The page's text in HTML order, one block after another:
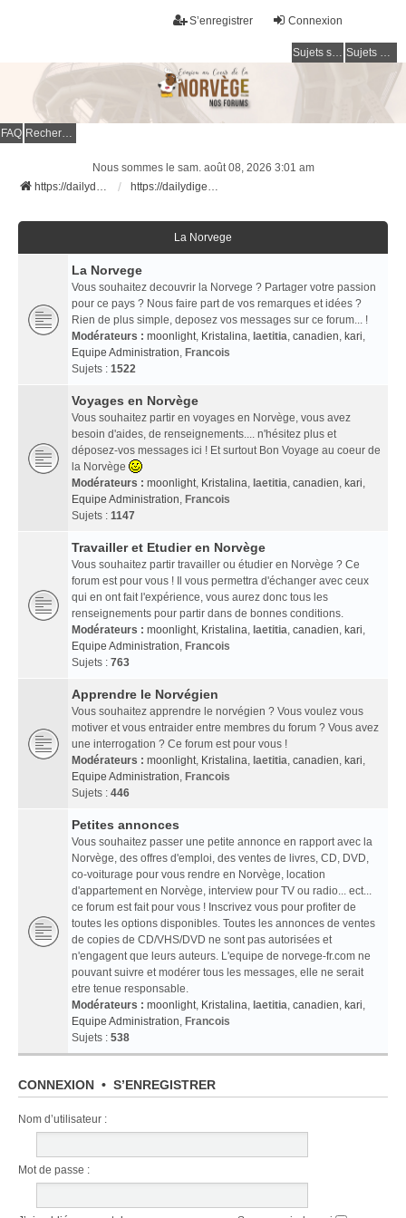
Connexion
S’enregistrer
Sujets sans réponse Sujets actifs
FAQ Rechercher
Nous sommes le sam. août 08, 2026 3:01 am
https://dailydigesthub.com
https://dailydigesthub.com
La Norvege
La Norvege
Vous souhaitez decouvrir la Norvege ? Partager votre passion
pour ce pays ? Nous faire part de vos remarques et idées ?
Rien de plus simple, deposez vos messages sur ce forum... !
Modérateurs : moonlight, Kristalina, laetitia, canadien, kari,
Equipe Administration, Francois
Sujets : 1522
Voyages en Norvège
Vous souhaitez partir en voyages en Norvège, vous avez
besoin d'aides, de renseignements.... n'hésitez plus et
déposez-vos messages ici ! Et surtout Bon Voyage au coeur de
la Norvège
Modérateurs : moonlight, Kristalina, laetitia, canadien, kari,
Equipe Administration, Francois
Sujets : 1147
Travailler et Etudier en Norvège
Vous souhaitez partir travailler ou étudier en Norvège ? Ce
forum est pour vous ! Il vous permettra d'échanger avec ceux
qui en ont fait l'expérience, vous aurez donc tous les
renseignements pour partir dans de bonnes conditions.
Modérateurs : moonlight, Kristalina, laetitia, canadien, kari,
Equipe Administration, Francois
Sujets : 763
Apprendre le Norvégien
Vous souhaitez apprendre le norvégien ? Vous voulez vous
motiver et vous entraider entre membres du forum ? Vous avez
une interrogation ? Ce forum est pour vous !
Modérateurs : moonlight, Kristalina, laetitia, canadien, kari,
Equipe Administration, Francois
Sujets : 446
Petites annonces
Vous souhaitez passer une petite annonce en rapport avec la
Norvège, des offres d'emploi, des ventes de livres, CD, DVD,
co-voiturage pour vous rendre en Norvège, location
d'appartement en Norvège, interview pour TV ou radio... ect...
ce forum est fait pour vous ! Inscrivez vous pour profiter de
toutes les options disponibles. Toutes les annonces de ventes
de copies de CD/VHS/DVD ne sont pas autorisées et
n'engagent que leurs auteurs. L'equipe de norvege-fr.com ne
pouvant suivre et modérer tous les messages, elle ne serait
etre tenue responsable.
Modérateurs : moonlight, Kristalina, laetitia, canadien, kari,
Equipe Administration, Francois
Sujets : 538
CONNEXION • S’ENREGISTRER
Nom d’utilisateur :
Mot de passe :